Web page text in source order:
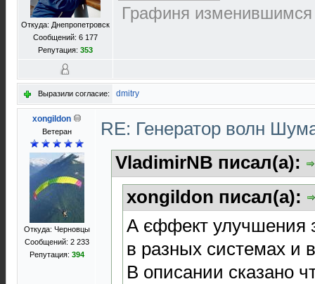
Откуда: Днепропетровск
Сообщений: 6 177
Репутация: 353
Графиня
Выразили согласие: dmitry
xongildon
Ветеран
Откуда: Черновцы
Сообщений: 2 233
Репутация: 394
RE: Генератор волн
VladimirNB писал(а):
xongildon писал(а):
А єффект улучшения
в разных системах и
В описании сказано